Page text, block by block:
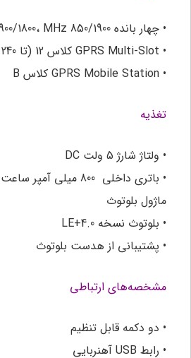
• چهار بانده MHz 900/1800، MHz 850/1900
• GPRS Multi-Slot کلاس 12 (تا kbps 240)
• GPRS Mobile Station کلاس B
تغذیه
• ولتاژ شارژ 5 ولت DC
• باتری داخلی 800 میلی آمپر ساعت
ماژول بلوتوث
• بلوتوث نسخه 4.0+LE
• پشتیبانی از هدست بلوتوث
مشخصه‌های ارتباطی
• دو دکمه قابل تنظیم
• رابط USB آهنربایی